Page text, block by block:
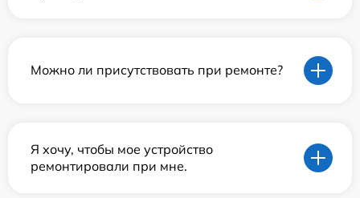
Можно ли присутствовать при ремонте?
Я хочу, чтобы мое устройство
ремонтировали при мне.